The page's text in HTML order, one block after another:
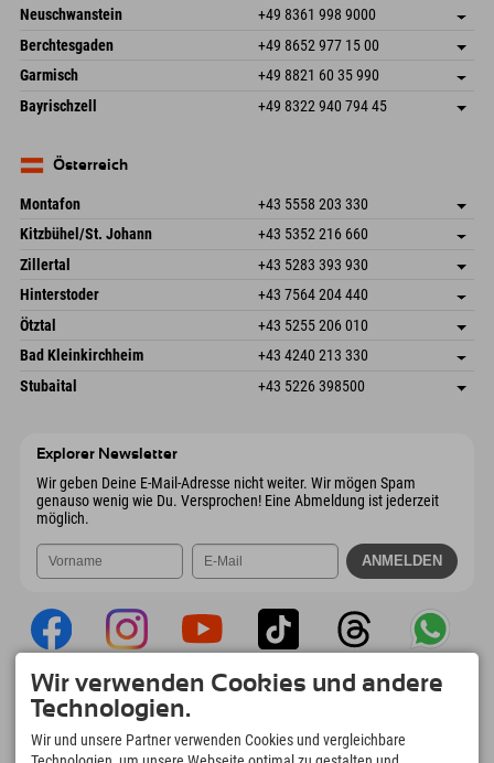
An der Breitach 3
Deutschland
Adresse speichern
Buchen
Neuschwanstein +49 8361 998 9000
An der Riese 45
87484 Nesselwang im Allgäu
Deutschland
Adresse speichern
Anreiseinfos
Buchen
Berchtesgaden +49 8652 977 15 00
Hofreitstr. 7
Deutschland
Adresse speichern
Buchen
Garmisch +49 8821 60 35 990
Frickenstraße 22
82490 Farchant
Adresse speichern
Anreiseinfos
Bayrischzell +49 8322 940 794 45
Deutschland
Österreich
Montafon +43 5558 203 330
Dorfstr. 127b
6793 Gaschurn/Montafon
Österreich
Adresse speichern
Buchen
Kitzbühel/St. Johann +43 5352 216 660
Speckbacherstraße 87
6380 St. Johann in Tirol
Österreich
Adresse speichern
Anreiseinfos
Buchen
Zillertal +43 5283 393 930
Schmiedau 2
Österreich
Adresse speichern
Buchen
Hinterstoder +43 7564 204 440
Freizeitpark 10
4573 Hinterstoder
Österreich
Adresse speichern
Anreiseinfos
Buchen
Ötztal +43 5255 206 010
Gscheat 14
Österreich
Adresse speichern
Buchen
Bad Kleinkirchheim +43 4240 213 330
Dorfstraße 24
9546 Bad Kleinkirchheim
Adresse speichern
Anreiseinfos
Stubaital +43 5226 398500
Explorer Newsletter
Wir geben Deine E-Mail-Adresse nicht weiter. Wir mögen Spam
genauso wenig wie Du. Versprochen! Eine Abmeldung ist jederzeit
möglich.
Explorer App
Upload Deiner #ExplorerMoments, Mein
Explorer To Go mit Buchungsübersicht,
Wir verwenden Cookies und andere
Technologien.
Wir und unsere Partner verwenden Cookies und vergleichbare